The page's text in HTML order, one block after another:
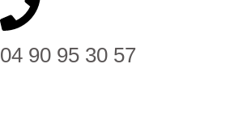
04 90 95 30 57